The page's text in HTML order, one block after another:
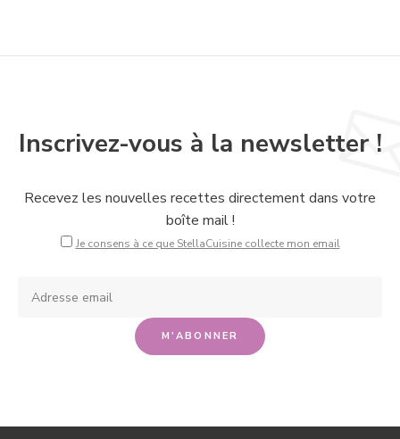
Inscrivez-vous à la newsletter !
Recevez les nouvelles recettes directement dans votre
boîte mail !
Je consens à ce que StellaCuisine collecte mon email